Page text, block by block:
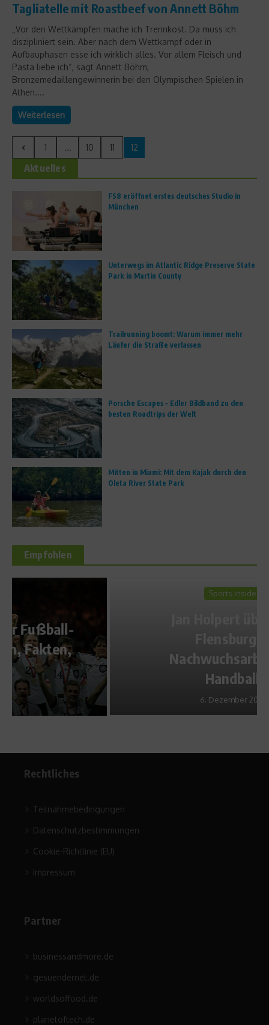
Tagliatelle mit Roastbeef von Annett Böhm
„Vor den Wettkämpfen mache ich Trennkost. Da muss ich
diszipliniert sein. Aber nach dem Wettkampf oder in
Aufbauphasen esse ich wirklich alles. Vor allem Fleisch und
Pasta liebe ich“, sagt Annett Böhm,
Bronzemedaillengewinnerin bei den Olympischen Spielen in
Athen....
Weiterlesen
1 ... 10 11 12
Aktuelles
FS8 eröffnet erstes deutsches Studio in
München
Unterwegs im Atlantic Ridge Preserve State
Park in Martin County
Trailrunning boomt: Warum immer mehr
Läufer die Straße verlassen
Porsche Escapes – Edler Bildband zu den
besten Roadtrips der Welt
Mitten in Miami: Mit dem Kajak durch den
Oleta River State Park
Empfohlen
Jan Holpert über die
Flensburger
Nachwuchsarbeit im
Rechtliches
Teilnahmebedingungen
Datenschutzbestimmungen
Cookie-Richtlinie (EU)
Impressum
Partner
businessandmore.de
gesuendernet.de
worldsoffood.de
planetoftech.de